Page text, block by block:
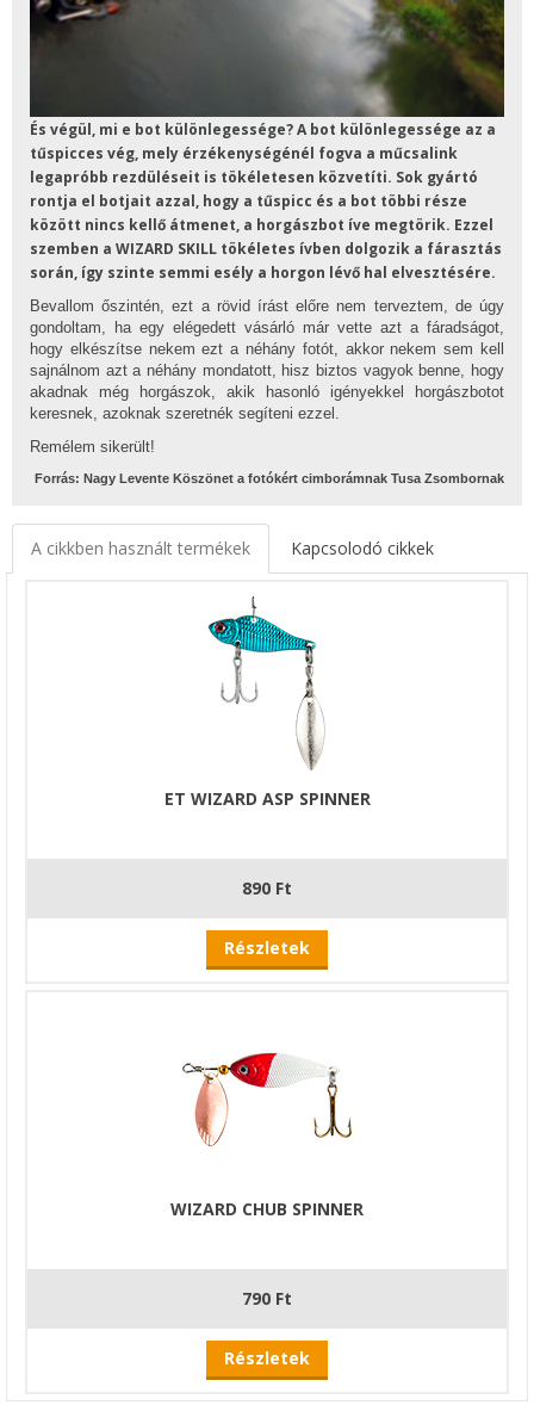
És végül, mi e bot különlegessége? A bot különlegessége az a
tűspicces vég, mely érzékenységénél fogva a műcsalink
legapróbb rezdüléseit is tökéletesen közvetíti. Sok gyártó
rontja el botjait azzal, hogy a tűspicc és a bot többi része
között nincs kellő átmenet, a horgászbot íve megtörik. Ezzel
szemben a WIZARD SKILL tökéletes ívben dolgozik a fárasztás
során, így szinte semmi esély a horgon lévő hal elvesztésére.
Bevallom őszintén, ezt a rövid írást előre nem terveztem, de úgy
gondoltam, ha egy elégedett vásárló már vette azt a fáradságot,
hogy elkészítse nekem ezt a néhány fotót, akkor nekem sem kell
sajnálnom azt a néhány mondatott, hisz biztos vagyok benne, hogy
akadnak még horgászok, akik hasonló igényekkel horgászbotot
keresnek, azoknak szeretnék segíteni ezzel.
Remélem sikerült!
Forrás: Nagy Levente Köszönet a fotókért cimborámnak Tusa Zsombornak
A cikkben használt termékek Kapcsolodó cikkek
ET WIZARD ASP SPINNER
890 Ft
Részletek
WIZARD CHUB SPINNER
790 Ft
Részletek